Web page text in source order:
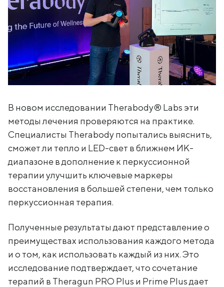
В новом исследовании Therabody® Labs эти
методы лечения проверяются на практике.
Специалисты Therabody попытались выяснить,
сможет ли тепло и LED-свет в ближнем ИК-
диапазоне в дополнение к перкуссионной
терапии улучшить ключевые маркеры
восстановления в большей степени, чем только
перкуссионная терапия.
Полученные результаты дают представление о
преимуществах использования каждого метода
и о том, как использовать каждый из них. Это
исследование подтверждает, что сочетание
терапий в Theragun PRO Plus и Prime Plus дает